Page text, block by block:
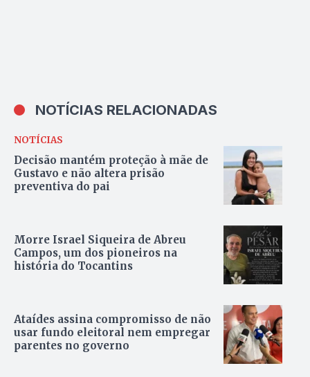
NOTÍCIAS RELACIONADAS
NOTÍCIAS
Decisão mantém proteção à mãe de
Gustavo e não altera prisão
preventiva do pai
Morre Israel Siqueira de Abreu
Campos, um dos pioneiros na
história do Tocantins
Ataídes assina compromisso de não
usar fundo eleitoral nem empregar
parentes no governo